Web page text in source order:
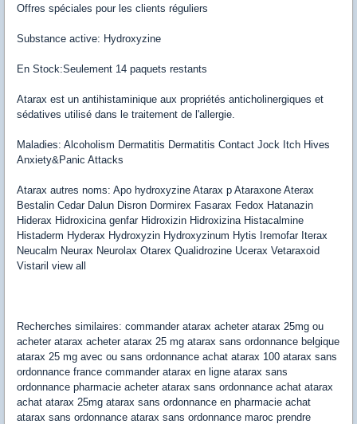
Offres spéciales pour les clients réguliers
Substance active: Hydroxyzine
En Stock:Seulement 14 paquets restants
Atarax est un antihistaminique aux propriétés anticholinergiques et
sédatives utilisé dans le traitement de l'allergie.
Maladies: Alcoholism Dermatitis Dermatitis Contact Jock Itch Hives
Anxiety&Panic Attacks
Atarax autres noms: Apo hydroxyzine Atarax p Ataraxone Aterax
Bestalin Cedar Dalun Disron Dormirex Fasarax Fedox Hatanazin
Hiderax Hidroxicina genfar Hidroxizin Hidroxizina Histacalmine
Histaderm Hyderax Hydroxyzin Hydroxyzinum Hytis Iremofar Iterax
Neucalm Neurax Neurolax Otarex Qualidrozine Ucerax Vetaraxoid
Vistaril view all
Recherches similaires: commander atarax acheter atarax 25mg ou
acheter atarax acheter atarax 25 mg atarax sans ordonnance belgique
atarax 25 mg avec ou sans ordonnance achat atarax 100 atarax sans
ordonnance france commander atarax en ligne atarax sans
ordonnance pharmacie acheter atarax sans ordonnance achat atarax
achat atarax 25mg atarax sans ordonnance en pharmacie achat
atarax sans ordonnance atarax sans ordonnance maroc prendre